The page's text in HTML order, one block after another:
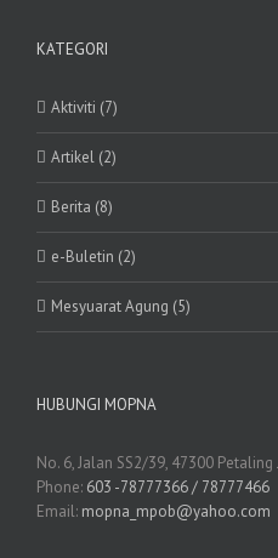
KATEGORI
Aktiviti (7)
Artikel (2)
Berita (8)
e-Buletin (2)
Mesyuarat Agung (5)
HUBUNGI MOPNA
No. 6, Jalan SS2/39, 47300
Phone: 603 -78777366 / 78777466
Email: mopna_mpob@yahoo.com